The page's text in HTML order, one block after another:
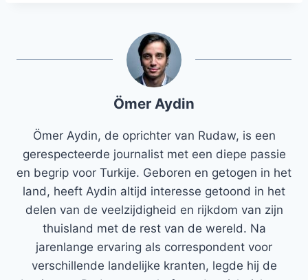
Ömer Aydin
Ömer Aydin, de oprichter van Rudaw, is een
gerespecteerde journalist met een diepe passie
en begrip voor Turkije. Geboren en getogen in het
land, heeft Aydin altijd interesse getoond in het
delen van de veelzijdigheid en rijkdom van zijn
thuisland met de rest van de wereld. Na
jarenlange ervaring als correspondent voor
verschillende landelijke kranten, legde hij de